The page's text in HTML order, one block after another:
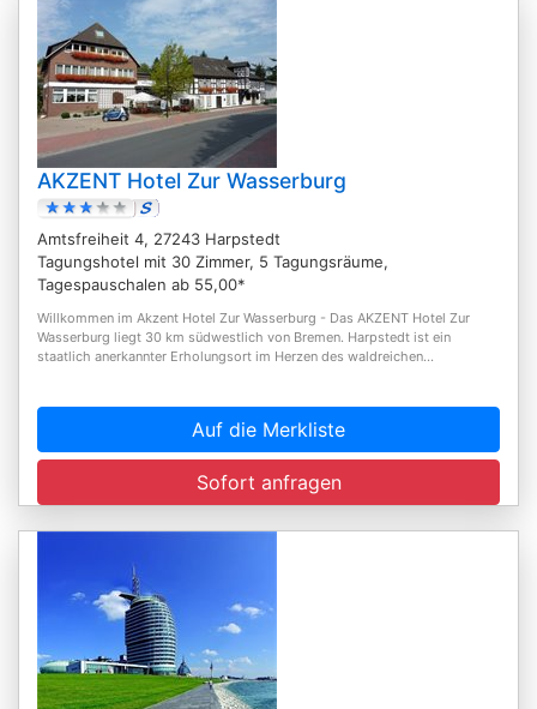
AKZENT Hotel Zur Wasserburg
Amtsfreiheit 4, 27243 Harpstedt
Tagungshotel mit 30 Zimmer, 5 Tagungsräume,
Tagespauschalen ab 55,00*
Willkommen im Akzent Hotel Zur Wasserburg - Das AKZENT Hotel Zur
Wasserburg liegt 30 km südwestlich von Bremen. Harpstedt ist ein
staatlich anerkannter Erholungsort im Herzen des waldreichen...
Auf die Merkliste
Sofort anfragen